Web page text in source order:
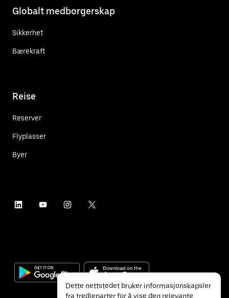
Globalt medborgerskap
Sikkerhet
Bærekraft
Reise
Reserver
Flyplasser
Byer
Dette nettstedet bruker informasjonskapsler
fra tredjeparter for å vise deg relevante